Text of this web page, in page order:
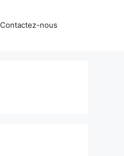
Contactez-nous